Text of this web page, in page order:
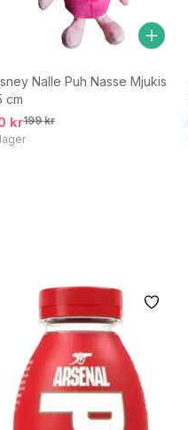
Nalle Puh Nasse Mjukis
cm
kr199 kr